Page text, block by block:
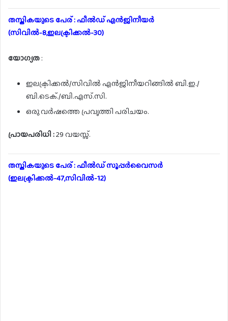
തസ്തികയുടെ പേര് : ഫീൽഡ് എൻജിനീയർ
(സിവിൽ-8,ഇലക്ട്രിക്കൽ-30)
യോഗ്യത:
ഇലക്ട്രിക്കൽ/സിവിൽ എൻജിനീയറിങ്ങിൽ ബി.ഇ./
ബി.ടെക്./ബി.എസ്.സി.
ഒരു വർഷത്തെ പ്രവൃത്തി പരിചയം.
പ്രായപരിധി :29 വയസ്സ്.
തസ്തികയുടെ പേര് : ഫീൽഡ് സൂപ്പർവൈസർ
(ഇലക്ട്രിക്കൽ-47,സിവിൽ-12)